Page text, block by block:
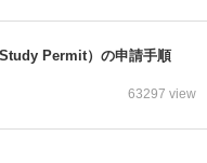
Permit）の申請手順
63297 view